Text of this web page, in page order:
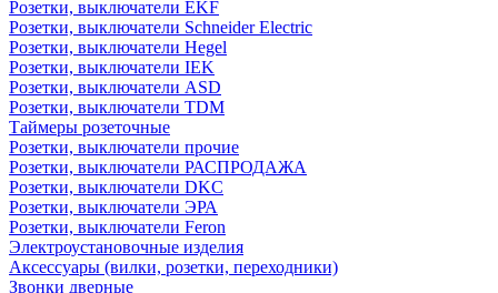
Розетки, выключатели EKF
Розетки, выключатели Schneider Electric
Розетки, выключатели Hegel
Розетки, выключатели IEK
Розетки, выключатели ASD
Розетки, выключатели TDM
Таймеры розеточные
Розетки, выключатели прочие
Розетки, выключатели РАСПРОДАЖА
Розетки, выключатели DKC
Розетки, выключатели ЭРА
Розетки, выключатели Feron
Электроустановочные изделия
Аксессуары (вилки, розетки, переходники)
Звонки дверные